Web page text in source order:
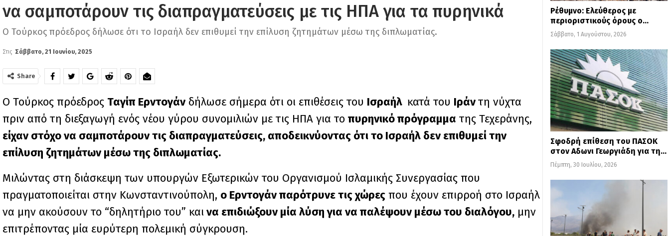
να σαμποτάρουν τις διαπραγματεύσεις με τις ΗΠΑ για τα πυρηνικά
Ο Τούρκος πρόεδρος δήλωσε ότι το Ισραήλ δεν επιθυμεί την επίλυση ζητημάτων μέσω της διπλωματίας.
Στις Σάββατο, 21 Ιουνίου, 2025
Share
Ο Τούρκος πρόεδρος Ταγίπ Ερντογάν δήλωσε σήμερα ότι οι επιθέσεις του Ισραήλ κατά του Ιράντη νύχτα
πριν από τη διεξαγωγή ενός νέου γύρου συνομιλιών με τις ΗΠΑ για το πυρηνικό πρόγραμμα της Τεχεράνης,
είχαν στόχο να σαμποτάρουν τις διαπραγματεύσεις, αποδεικνύοντας ότι το Ισραήλ δεν επιθυμεί την
επίλυση ζητημάτων μέσω της διπλωματίας.
Μιλώντας στη διάσκεψη των υπουργών Εξωτερικών του Οργανισμού Ισλαμικής Συνεργασίας που
πραγματοποιείται στην Κωνσταντινούπολη, ο Ερντογάν παρότρυνε τις χώρες που έχουν επιρροή στο Ισραήλ
να μην ακούσουν το “δηλητήριο του” καινα επιδιώξουν μία λύση για να παλέψουν μέσω του διαλόγου, μην
επιτρέποντας μία ευρύτερη πολεμική σύγκρουση.
Ρέθυμνο: Ελεύθερος με
περιοριστικούς όρους ο…
Σάββατο, 1 Αυγούστου, 2026
Σφοδρή επίθεση του ΠΑΣΟΚ
στον Αδωνι Γεωργιάδη για τη…
Πέμπτη, 30 Ιουλίου, 2026